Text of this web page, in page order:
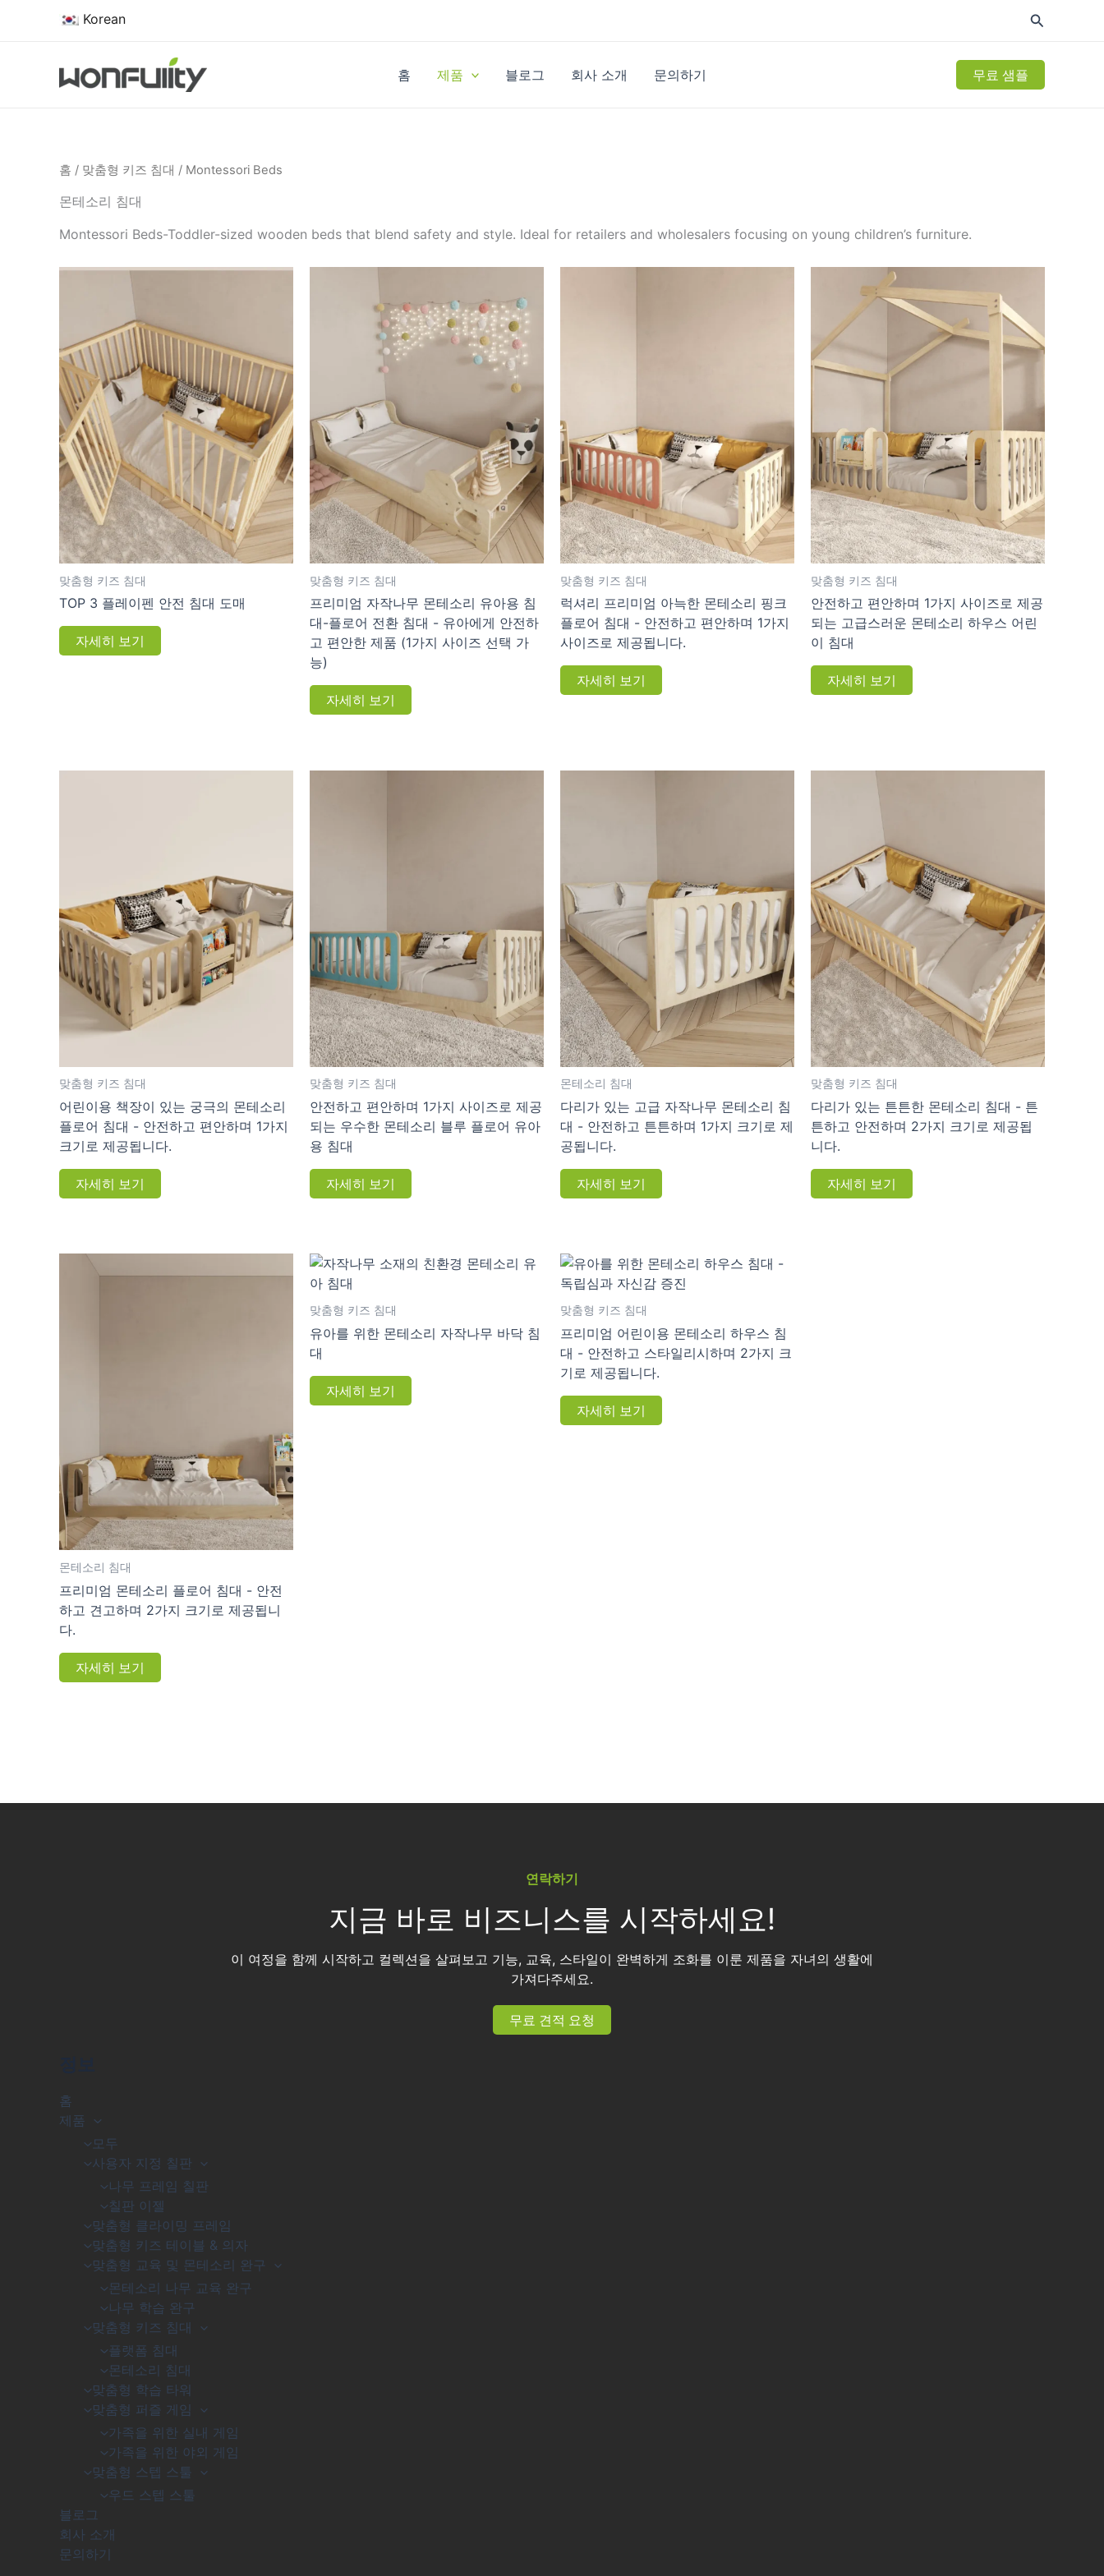
Korean
홈 제품 블로그 회사 소개 문의하기 무료 샘플
홈 / 맞춤형 키즈 침대 / Montessori Beds
몬테소리 침대
Montessori Beds-Toddler-sized wooden beds that blend safety and style. Ideal for retailers and wholesalers focusing on young children’s furniture.
맞춤형 키즈 침대
TOP 3 플레이펜 안전 침대 도매
자세히 보기
맞춤형 키즈 침대
프리미엄 자작나무 몬테소리 유아용 침
대-플로어 전환 침대 - 유아에게 안전하
고 편안한 제품 (1가지 사이즈 선택 가
능)
자세히 보기
맞춤형 키즈 침대
럭셔리 프리미엄 아늑한 몬테소리 핑크
플로어 침대 - 안전하고 편안하며 1가지
사이즈로 제공됩니다.
자세히 보기
맞춤형 키즈 침대
안전하고 편안하며 1가지 사이즈로 제공
되는 고급스러운 몬테소리 하우스 어린
이 침대
자세히 보기
맞춤형 키즈 침대
어린이용 책장이 있는 궁극의 몬테소리
플로어 침대 - 안전하고 편안하며 1가지
크기로 제공됩니다.
자세히 보기
맞춤형 키즈 침대
안전하고 편안하며 1가지 사이즈로 제공
되는 우수한 몬테소리 블루 플로어 유아
용 침대
자세히 보기
몬테소리 침대
다리가 있는 고급 자작나무 몬테소리 침
대 - 안전하고 튼튼하며 1가지 크기로 제
공됩니다.
자세히 보기
맞춤형 키즈 침대
다리가 있는 튼튼한 몬테소리 침대 - 튼
튼하고 안전하며 2가지 크기로 제공됩
니다.
자세히 보기
몬테소리 침대
프리미엄 몬테소리 플로어 침대 - 안전
하고 견고하며 2가지 크기로 제공됩니
다.
자세히 보기
맞춤형 키즈 침대
유아를 위한 몬테소리 자작나무 바닥 침
대
자세히 보기
맞춤형 키즈 침대
프리미엄 어린이용 몬테소리 하우스 침
대 - 안전하고 스타일리시하며 2가지 크
기로 제공됩니다.
자세히 보기
연락하기
지금 바로 비즈니스를 시작하세요!
이 여정을 함께 시작하고 컬렉션을 살펴보고 기능, 교육, 스타일이 완벽하게 조화를 이룬 제품을 자녀의 생활에
가져다주세요.
무료 견적 요청
홈
제품
모두
사용자 지정 칠판
나무 프레임 칠판
칠판 이젤
맞춤형 클라이밍 프레임
맞춤형 키즈 테이블 & 의자
맞춤형 교육 및 몬테소리 완구
몬테소리 나무 교육 완구
나무 학습 완구
맞춤형 키즈 침대
플랫폼 침대
몬테소리 침대
맞춤형 학습 타워
맞춤형 퍼즐 게임
가족을 위한 실내 게임
가족을 위한 야외 게임
맞춤형 스텝 스툴
우드 스텝 스툴
블로그
회사 소개
문의하기